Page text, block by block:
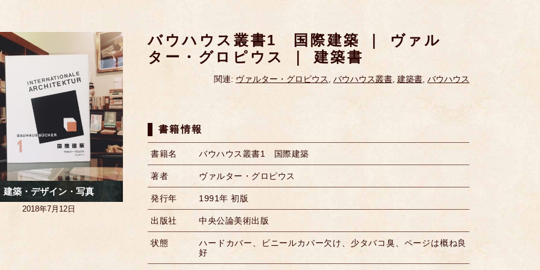
バウハウス叢書1 国際建築 ｜ ヴァル
ター・グロピウス ｜ 建築書
関連: ヴァルター・グロピウス, バウハウス叢書, 建築書, バウハウス
書籍情報
書籍名 バウハウス叢書1 国際建築
著者 ヴァルター・グロピウス
発行年 1991年 初版
出版社 中央公論美術出版
状態
ハードカバー、ビニールカバー欠け、少タバコ臭、ページは概ね良
好
建築・デザイン・写真
2018年7月12日